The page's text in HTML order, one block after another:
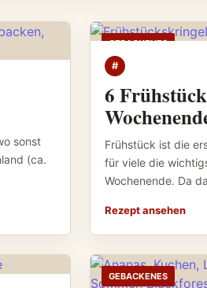
sonst
(ca.
GEBACKENES
#
6
Frühstück ist die
für viele die
Wochenende. Da
Rezept ansehen
GEBACKENES